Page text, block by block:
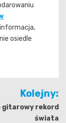
osiedle
Kolejny:
gitarowy rekord
świata